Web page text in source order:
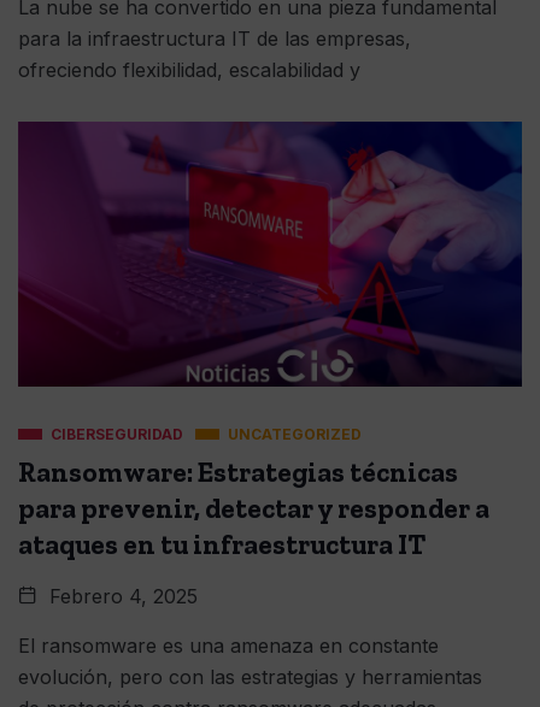
La nube se ha convertido en una pieza fundamental
para la infraestructura IT de las empresas,
ofreciendo flexibilidad, escalabilidad y
CIBERSEGURIDAD UNCATEGORIZED
Ransomware: Estrategias técnicas
para prevenir, detectar y responder a
ataques en tu infraestructura IT
Febrero 4, 2025
El ransomware es una amenaza en constante
evolución, pero con las estrategias y herramientas